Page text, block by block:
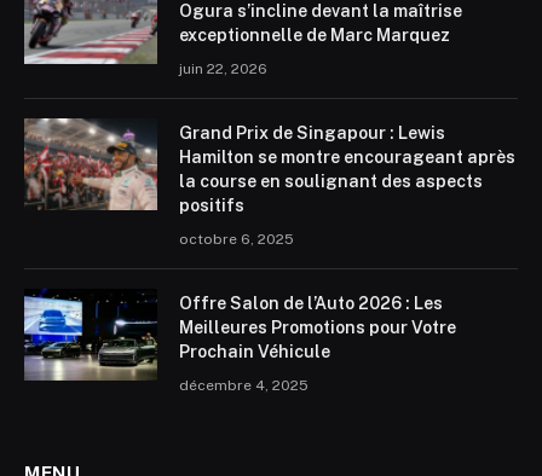
Ogura s’incline devant la maîtrise
exceptionnelle de Marc Marquez
juin 22, 2026
Grand Prix de Singapour : Lewis
Hamilton se montre encourageant après
la course en soulignant des aspects
positifs
octobre 6, 2025
Offre Salon de l’Auto 2026 : Les
Meilleures Promotions pour Votre
Prochain Véhicule
décembre 4, 2025